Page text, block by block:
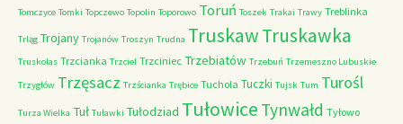
Tomczyce Tomki Topczewo Topolin Toporowo Toruń Toszek Trakai Trawy Treblinka
Trląg Trojany Trojanów Troszyn Trudna TruskawTruskawka
Truskolas Trzcianka Trzciel Trzciniec Trzebiatów Trzebuń Trzemeszno Lubuskie
Trzygłów Trzęsacz Trzścianka Trębice Tuchola Tuczki Tujsk Tum Turośl
Turza Wielka Tuł Tuławki Tułodziad Tułowice Tynwałd Tyłowo